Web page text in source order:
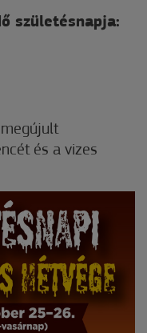
születésnapja:
és a vizes